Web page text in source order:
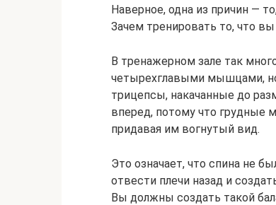
Наверное, одна из причин —
Зачем тренировать то, что
В тренажерном зале так
четырехглавыми мышцами,
трицепсы, накачанные до
вперед, потому что
придавая им вогнутый вид.
Это означает, что спина не
отвести плечи назад и
Вы должны создать такой